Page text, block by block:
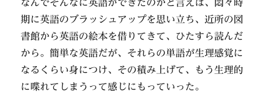
なんでそんなに英語ができたのかと言えば、悶々時
期に英語のブラッシュアップを思い立ち、近所の図
書館から英語の絵本を借りてきて、ひたすら読んだ
から。簡単な英語だが、それらの単語が生理感覚に
なるくらい身につけ、その積み上げて、もう生理的
に喋れてしまうって感じにもっていった。